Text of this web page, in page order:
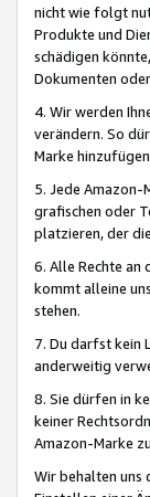
nicht wie folgt
Produkte und
schädigen
Dokumenten
4. Wir werden
verändern. So
Marke
5. Jede Amazon-
grafischen oder
platzieren, der
6. Alle Rechte an
kommt alleine
stehen.
7. Du darfst kein
anderweitig
8. Sie dürfen in
keiner
Amazon-Marke
Wir behalten uns